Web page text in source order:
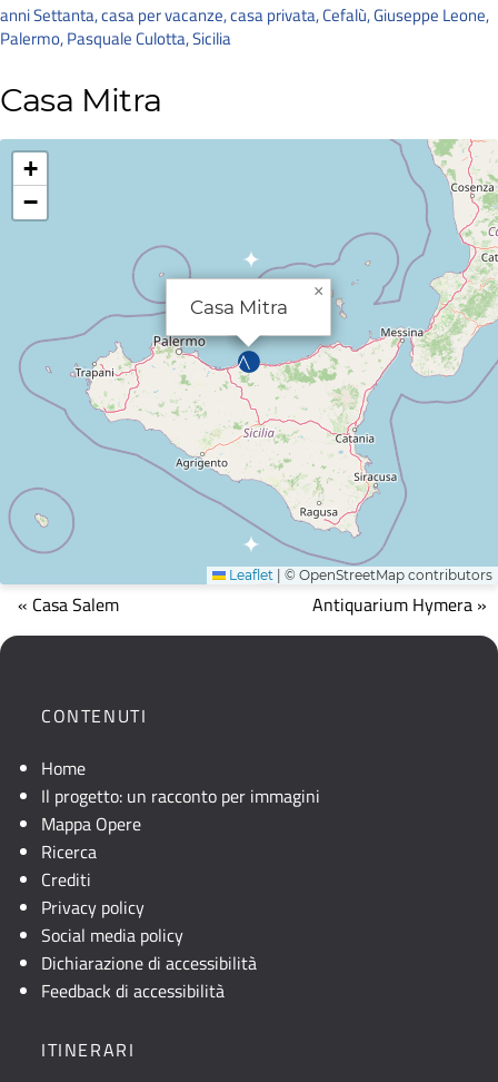
anni Settanta,casa per vacanze,casa privata,Cefalù,Giuseppe Leone,
Palermo,Pasquale Culotta,Sicilia
Casa Mitra
Casa Mitra
×
+
−
Leaflet | © OpenStreetMap contributors
Mappa
mostra
posizione
dell'opera.
mappa
non
visibile,
consultare
testuale
« Casa Salem Antiquarium Hymera »
CONTENUTI
Home
Il progetto: un racconto per immagini
Mappa Opere
Ricerca
Crediti
Privacy policy
Social media policy
Dichiarazione di accessibilità
Feedback di accessibilità
ITINERARI